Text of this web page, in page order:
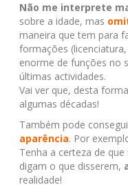
Não me interprete
sobre a idade, mas
maneira que tem para
formações
enorme de funções no
últimas actividades.
Vai ver que, desta
algumas décadas!
Também pode
aparência. Por
Tenha a certeza de
digam o que disserem,
realidade!